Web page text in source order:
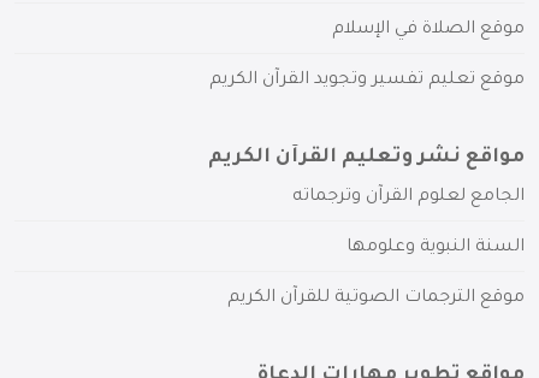
موقع الصلاة في الإسلام
موقع تعليم تفسير وتجويد القرآن الكريم
مواقع نشر وتعليم القرآن الكريم
الجامع لعلوم القرآن وترجماته
السنة النبوية وعلومها
موقع الترجمات الصوتية للقرآن الكريم